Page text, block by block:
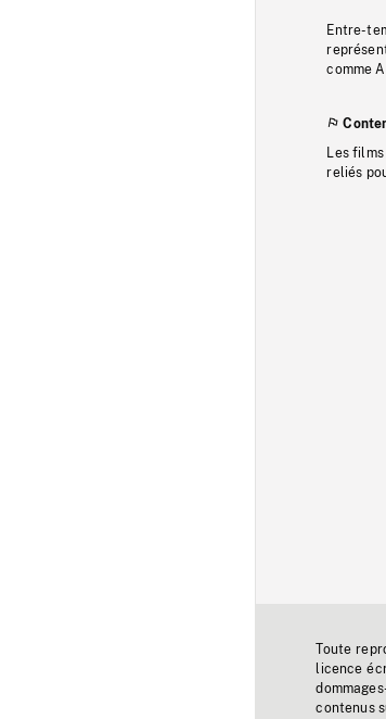
Entre-
comme
Les
reliés
Toute
licence
contenus